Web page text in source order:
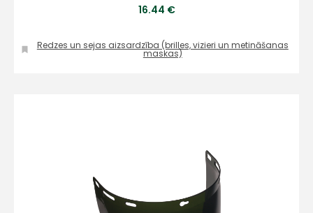
16.44 €
Redzes un sejas aizsardzība (brilles, vizieri un metināšanas
maskas)